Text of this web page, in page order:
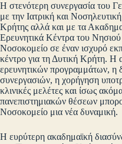
Η στενότερη συνεργασία του
με την Ιατρική και
Κρήτης αλλά και με τα
Ερευνητικά Κέντρα του Νησιού
Νοσοκομείο σε έναν ισχυρό
κέντρο για τη Δυτική Κρήτη. Η
ερευνητικών προγραμμάτων, η
συνεργασιών, η χορήγηση
κλινικές μελέτες και ίσως
πανεπιστημιακών θέσεων
Νοσοκομείο μια νέα δυναμική.
Η ευρύτερη ακαδημαϊκή